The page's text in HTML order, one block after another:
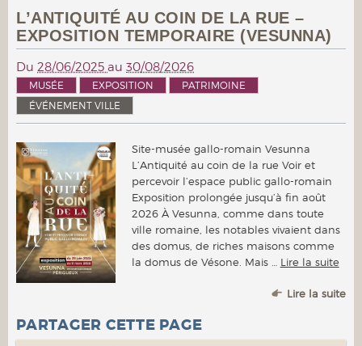
L’ANTIQUITÉ AU COIN DE LA RUE –
EXPOSITION TEMPORAIRE (VESUNNA)
Du 28/06/2025 au 30/08/2026
MUSÉE EXPOSITION
PATRIMOINE
ÉVÉNEMENT VILLE
Site-musée gallo-romain Vesunna
L’Antiquité au coin de la rue Voir et
percevoir l’espace public gallo-romain
Exposition prolongée jusqu’à fin août
2026 À Vesunna, comme dans toute
ville romaine, les notables vivaient dans
des domus, de riches maisons comme
la domus de Vésone. Mais … Lire la suite
Lire la suite
PARTAGER CETTE PAGE